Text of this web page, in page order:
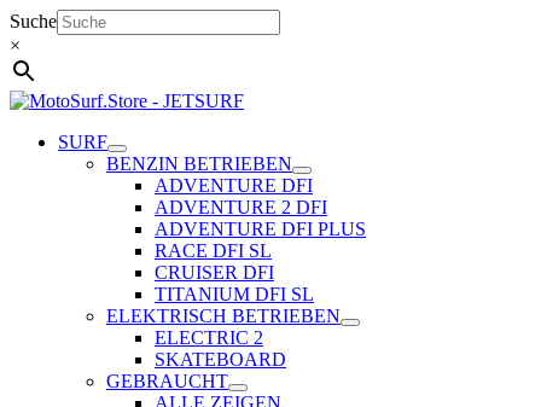
Zum
Inhalt
springen
Suche
×
SURF
BENZIN BETRIEBEN
ADVENTURE DFI
ADVENTURE 2 DFI
ADVENTURE DFI PLUS
RACE DFI SL
CRUISER DFI
TITANIUM DFI SL
ELEKTRISCH BETRIEBEN
ELECTRIC 2
SKATEBOARD
GEBRAUCHT
ALLE ZEIGEN